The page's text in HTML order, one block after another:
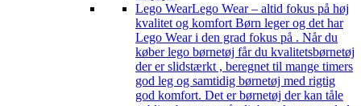
Lego WearLego Wear – altid fokus på høj
kvalitet og komfort Børn leger og det har
Lego Wear i den grad fokus på . Når du
køber lego børnetøj får du kvalitetsbørnetøj
der er slidstærkt , beregnet til mange timers
god leg og samtidig børnetøj med rigtig
god komfort. Det er børnetøj der kan tåle